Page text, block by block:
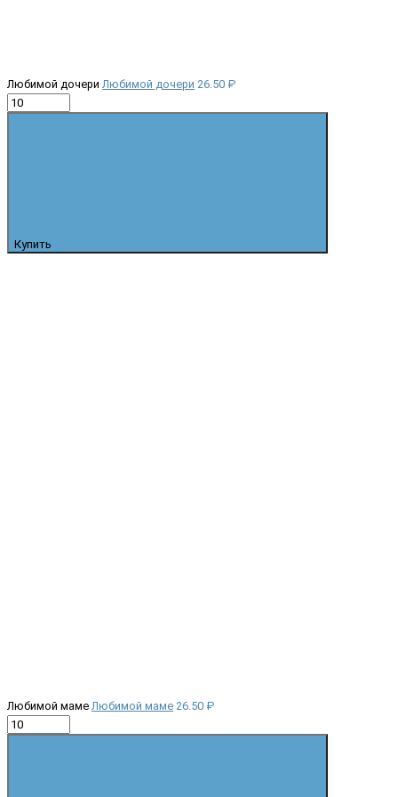
Любимой дочери Любимой дочери 26.50 ₽
Купить
Любимой маме Любимой маме 26.50 ₽